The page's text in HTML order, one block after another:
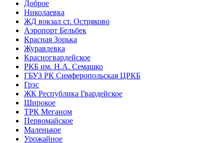
Доброе
Николаевка
ЖД вокзал ст. Остряково
Аэропорт Бельбек
Красная Зорька
Журавлевка
Красногвардейское
РКБ им. Н.А. Семашко
ГБУЗ РК Симферопольская ЦРКБ
Грэс
ЖК Республика Гвардейское
Широкое
ТРК Меганом
Первомайское
Маленькое
Урожайное